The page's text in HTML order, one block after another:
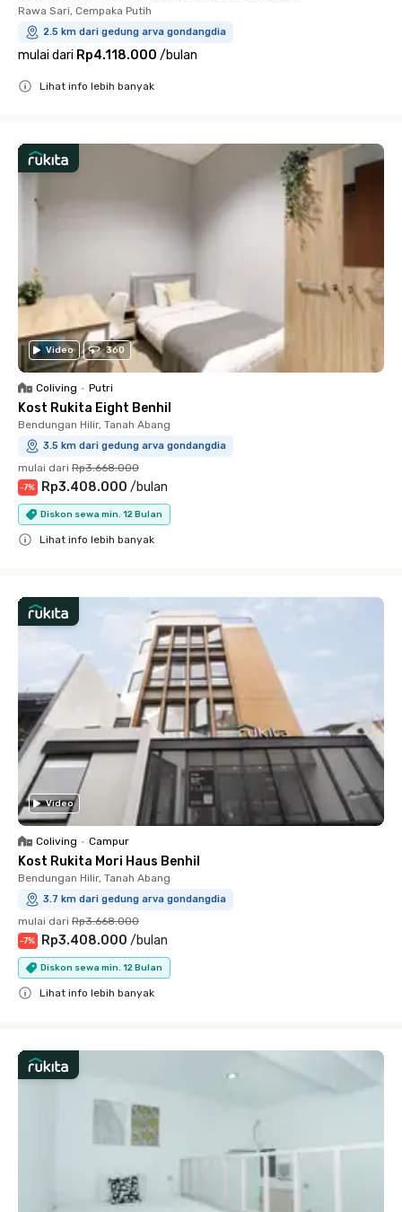
Rawa Sari, Cempaka Putih
2.5 km dari gedung arva gondangdia
mulai dari Rp4.118.000 /bulan
Lihat info lebih banyak
Video 360
Coliving • Putri
Kost Rukita Eight Benhil
Bendungan Hilir, Tanah Abang
3.5 km dari gedung arva gondangdia
mulai dari Rp3.668.000
-7% Rp3.408.000 /bulan
Diskon sewa min. 12 Bulan
Lihat info lebih banyak
Video
Coliving • Campur
Kost Rukita Mori Haus Benhil
Bendungan Hilir, Tanah Abang
3.7 km dari gedung arva gondangdia
mulai dari Rp3.668.000
-7% Rp3.408.000 /bulan
Diskon sewa min. 12 Bulan
Lihat info lebih banyak